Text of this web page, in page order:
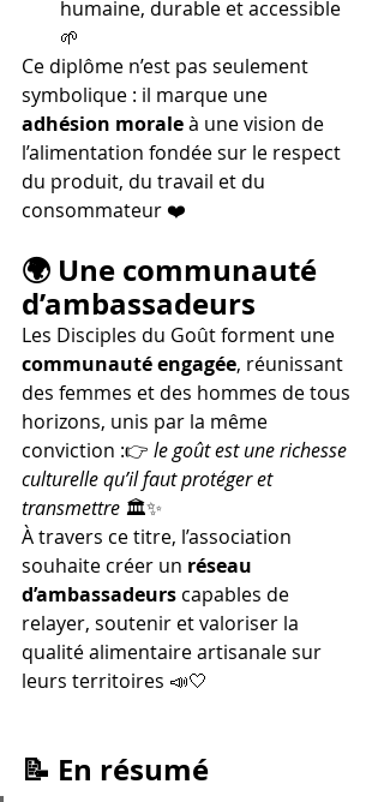
humaine, durable et accessible
🌱
Ce diplôme n’est pas seulement
symbolique : il marque une
adhésion morale à une vision de
l’alimentation fondée sur le respect
du produit, du travail et du
consommateur ❤️
🌍 Une communauté
d’ambassadeurs
Les Disciples du Goût forment une
communauté engagée, réunissant
des femmes et des hommes de tous
horizons, unis par la même
conviction :👉 le goût est une richesse
culturelle qu’il faut protéger et
transmettre 🏛️✨
À travers ce titre, l’association
souhaite créer un réseau
d’ambassadeurs capables de
relayer, soutenir et valoriser la
qualité alimentaire artisanale sur
leurs territoires 📣🤍
📝 En résumé